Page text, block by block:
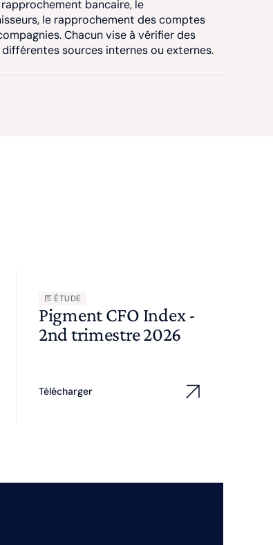
bancaire, le
le rapprochement des comptes
Chacun vise à vérifier des
sources internes ou externes.
ÉTUDE
Pigment CFO Index -
2nd trimestre 2026
Télécharger